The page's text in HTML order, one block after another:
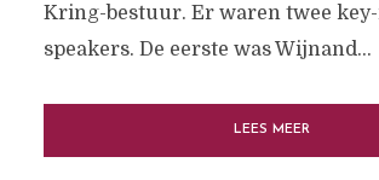
Kring-bestuur. Er waren twee
speakers. De eerste was Wijnand...
LEES MEER